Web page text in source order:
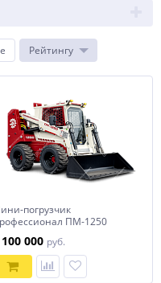
Рейтингу
погрузчик
ПМ-1250
000 руб.